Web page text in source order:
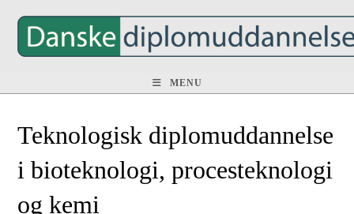
MENU
Teknologisk diplomuddannelse
i bioteknologi, procesteknologi
og kemi